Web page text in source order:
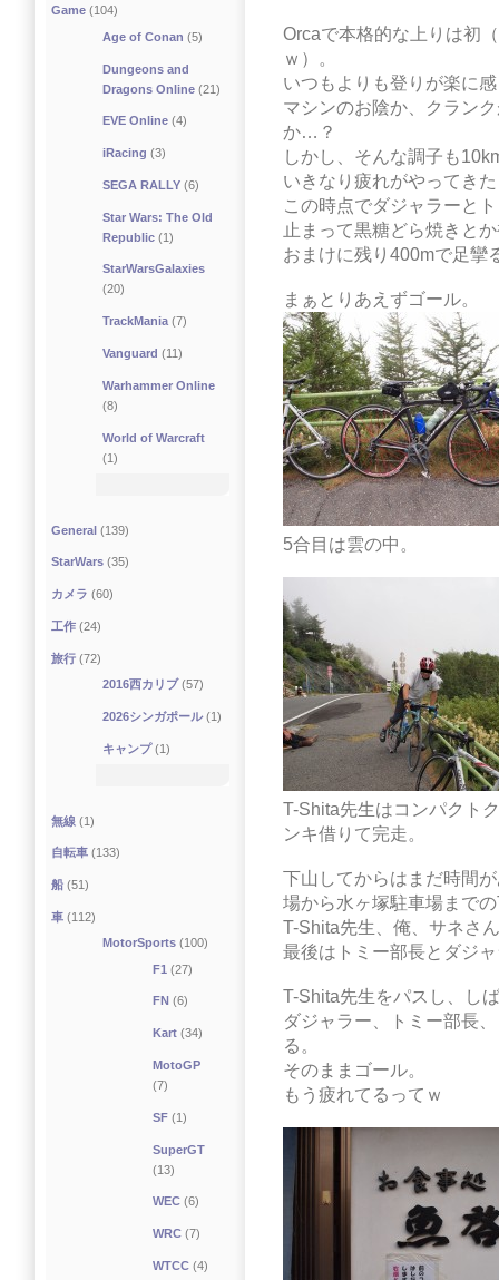
Orcaで本格的な上りは初
ｗ）。
いつもよりも登りが楽に
マシンのお陰か、クラン
か…？
しかし、そんな調子も
いきなり疲れがやってき
この時点でダジャラーと
止まって黒糖どら焼きと
おまけに残り400mで足攣
まぁとりあえずゴール。
5合目は雲の中。
T-Shita先生はコンパクト
ンキ借りて完走。
下山してからはまだ時間
場から水ヶ塚駐車場まで
T-Shita先生、俺、サネさ
最後はトミー部長とダジ
T-Shita先生をパスし、し
ダジャラー、トミー部長
る。
そのままゴール。
もう疲れてるってｗ
Game (104)
Age of Conan (5)
Dungeons and
Dragons Online(21)
EVE Online(4)
iRacing (3)
SEGA RALLY(6)
Star Wars: The Old
Republic(1)
StarWarsGalaxies
(20)
TrackMania(7)
Vanguard (11)
Warhammer Online
(8)
World of Warcraft
(1)
General (139)
StarWars (35)
カメラ (60)
工作 (24)
旅行 (72)
2016西カリブ(57)
2026シンガポール(1)
キャンプ(1)
無線 (1)
自転車 (133)
船 (51)
車 (112)
MotorSports(100)
F1 (27)
FN (6)
Kart (34)
MotoGP
(7)
SF (1)
SuperGT
(13)
WEC (6)
WRC (7)
WTCC (4)